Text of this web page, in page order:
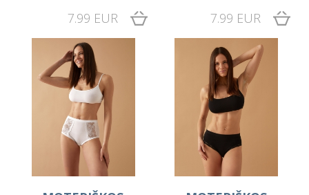
7.99 EUR
7.99 EUR